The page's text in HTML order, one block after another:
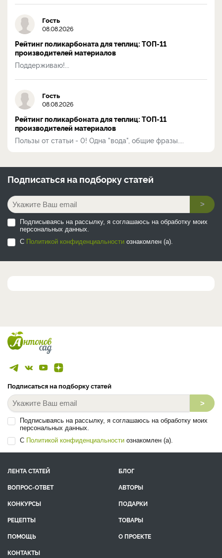
Гость
08.08.2026
Рейтинг поликарбоната для теплиц: ТОП-11
производителей материалов
Поддерживаю!...
Гость
08.08.2026
Рейтинг поликарбоната для теплиц: ТОП-11
производителей материалов
Пользы от статьи - 0! Одна "вода", общие фразы....
Подписаться на подборку статей
>
Подписываясь на рассылку, я соглашаюсь на обработку моих
персональных данных.
С Политикой конфиденциальности ознакомлен (а).
Подписаться на подборку статей
>
Подписываясь на рассылку, я соглашаюсь на обработку моих
персональных данных.
С Политикой конфиденциальности ознакомлен (а).
ЛЕНТА СТАТЕЙ
БЛОГ
ВОПРОС-ОТВЕТ
АВТОРЫ
КОНКУРСЫ
ПОДАРКИ
РЕЦЕПТЫ
ТОВАРЫ
ПОМОЩЬ
О ПРОЕКТЕ
КОНТАКТЫ